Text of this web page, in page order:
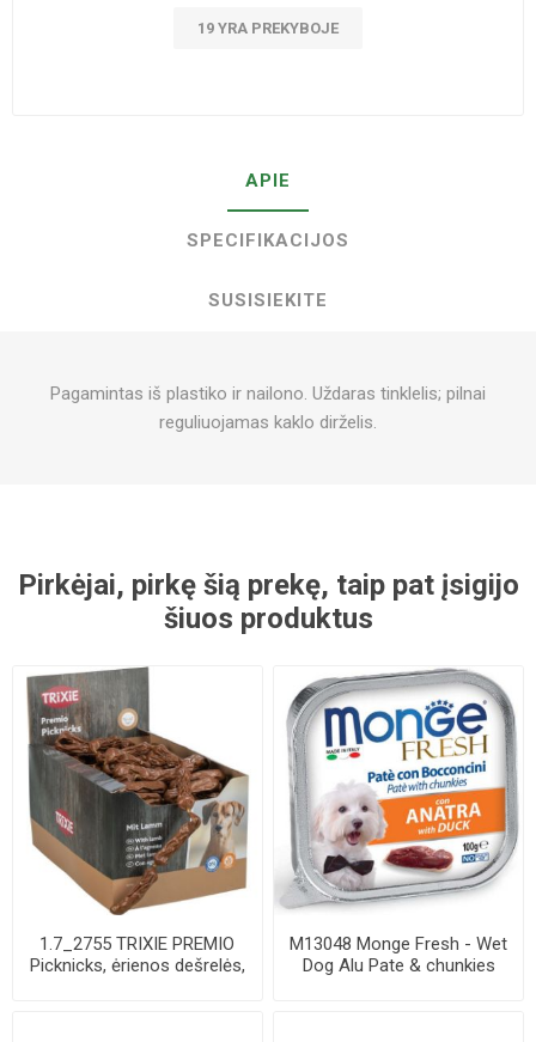
19 YRA PREKYBOJE
APIE
SPECIFIKACIJOS
SUSISIEKITE
Pagamintas iš plastiko ir nailono. Uždaras tinklelis; pilnai
reguliuojamas kaklo dirželis.
Pirkėjai, pirkę šią prekę, taip pat įsigijo
šiuos produktus
1.7_2755 TRIXIE PREMIO
Picknicks, ėrienos dešrelės,
M13048 Monge Fresh - Wet
Dog Alu Pate & chunkies